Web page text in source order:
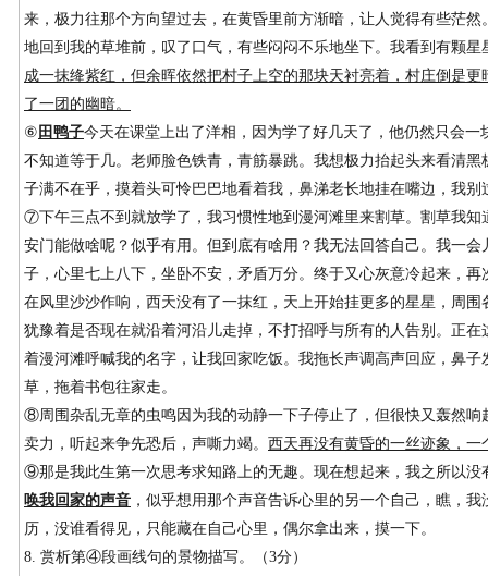
来，极力往那个方向望过去，在黄昏里前方渐暗，让人觉得有些茫
地回到我的草堆前，叹了口气，有些闷闷不乐地坐下。我看到有颗星
成一抹绛紫红，但余晖依然把村子上空的那块天衬亮着，村庄倒是
了一团的幽暗。
⑥ 田鸭子今天在课堂上出了洋相，因为学了好几天了，他仍然只会
不知道等于几。老师脸色铁青，青筋暴跳。我想极力抬起头来看清
子满不在乎，摸着头可怜巴巴地看着我，鼻涕老长地挂在嘴边，我别
⑦下午三点不到就放学了，我习惯性地到漫河滩里来割草。割草我
安门能做啥呢？似乎有用。但到底有啥用？我无法回答自己。我一
子，心里七上八下，坐卧不安，矛盾万分。终于又心灰意冷起来，
在风里沙沙作响，西天没有了一抹红，天上开始挂更多的星星，周
犹豫着是否现在就沿着河沿儿走掉，不打招呼与所有的人告别。正
着漫河滩呼喊我的名字，让我回家吃饭。我拖长声调高声回应，鼻
草，拖着书包往家走。
⑧周围杂乱无章的虫鸣因为我的动静一下子停止了，但很快又轰然
卖力，听起来争先恐后，声嘶力竭。 西天再没有黄昏的一丝迹象，
⑨那是我此生第一次思考求知路上的无趣。现在想起来，我之所以没
唤我回家的声音 ，似乎想用那个声音告诉心里的另一个自己，瞧，
历，没谁看得见，只能藏在自己心里，偶尔拿出来，摸一下。
8. 赏析第④段画线句的景物描写。（3分）